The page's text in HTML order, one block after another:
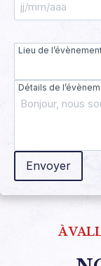
Lieu de
Détails de
Envoyer
À